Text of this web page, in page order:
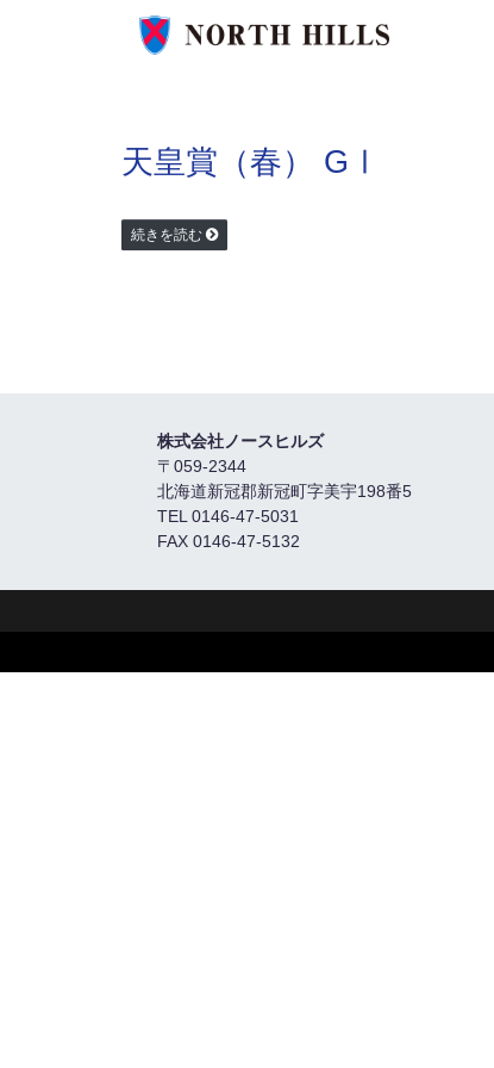
天皇賞（春） GⅠ
続きを読む
株式会社ノースヒルズ
〒059-2344
北海道新冠郡新冠町字美宇198番5
TEL 0146-47-5031
FAX 0146-47-5132